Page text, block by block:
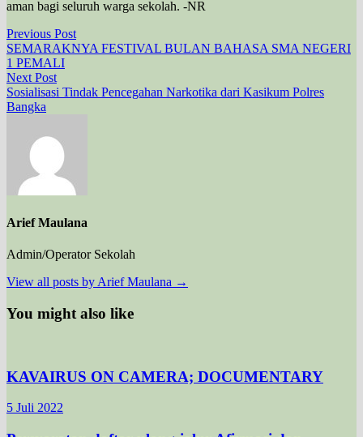
aman bagi seluruh warga sekolah. -NR
Navigasi
pos
Previous PostPrevious
post:
SEMARAKNYA FESTIVAL BULAN BAHASA SMA NEGERI
1 PEMALI
Next PostNext
post:
Sosialisasi Tindak Pencegahan Narkotika dari Kasikum Polres
Bangka
Arief Maulana
Admin/Operator Sekolah
View all posts by Arief Maulana →
You might also like
KAVAIRUS ON CAMERA; DOCUMENTARY
5 Juli 2022